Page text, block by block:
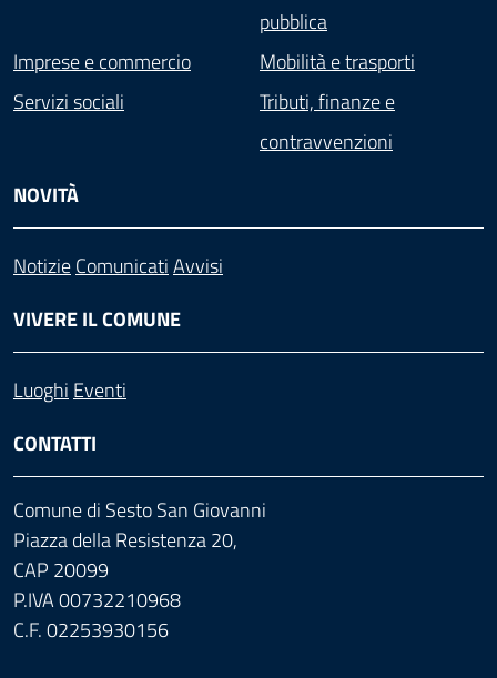
pubblica
Imprese e commercio
Mobilità e trasporti
Servizi sociali
Tributi, finanze e
contravvenzioni
NOVITÀ
NotizieComunicatiAvvisi
VIVERE IL COMUNE
Luoghi Eventi
CONTATTI
Comune di Sesto San Giovanni
Piazza della Resistenza 20,
CAP 20099
P.IVA 00732210968
C.F. 02253930156